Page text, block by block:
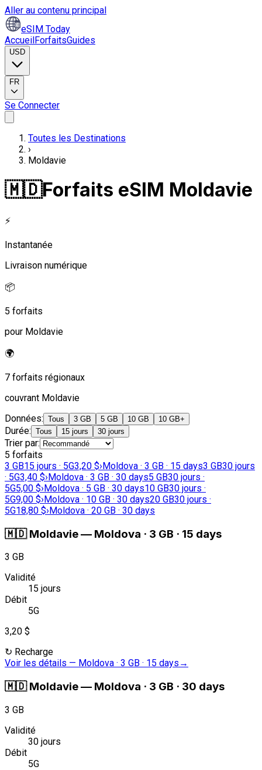
Aller au contenu principal
eSIM Today
AccueilForfaitsGuides
USD
FR
Se Connecter
Toutes les Destinations
›
Moldavie
🇲🇩Forfaits eSIM Moldavie
⚡
Instantanée
Livraison numérique
📦
5 forfaits
pour Moldavie
🌍
7 forfaits régionaux
couvrant Moldavie
Données: Tous 3 GB 5 GB 10 GB 10 GB+
Durée: Tous 15 jours 30 jours
Trier par:
5 forfaits
3 GB15 jours · 5G3,20 $›Moldova · 3 GB · 15 days3 GB30 jours
· 5G3,40 $›Moldova · 3 GB · 30 days5 GB30 jours ·
5G5,00 $›Moldova · 5 GB · 30 days10 GB30 jours ·
5G9,00 $›Moldova · 10 GB · 30 days20 GB30 jours ·
5G18,80 $›Moldova · 20 GB · 30 days
🇲🇩 Moldavie— Moldova · 3 GB · 15 days
3 GB
Validité
15 jours
Débit
5G
3,20 $
↻ Recharge
Voir les détails — Moldova · 3 GB · 15 days →
🇲🇩 Moldavie— Moldova · 3 GB · 30 days
3 GB
Validité
30 jours
Débit
5G